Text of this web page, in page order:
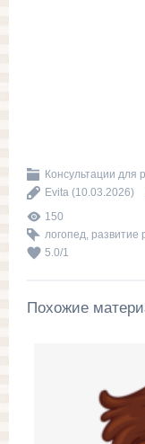
Консультации для
Evita (10.03.2026)
150
логопед, развитие
5.0/1
Похожие